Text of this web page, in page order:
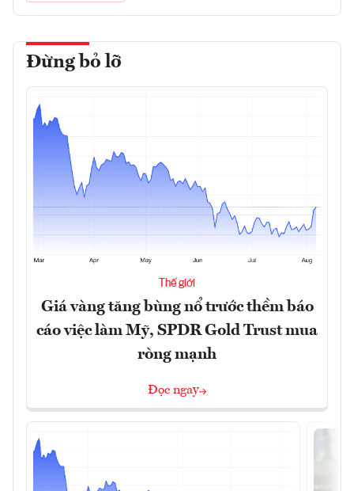
Đừng bỏ lỡ
Thế giới
Giá vàng tăng bùng nổ trước thềm báo
cáo việc làm Mỹ, SPDR Gold Trust mua
ròng mạnh
Đọc ngay